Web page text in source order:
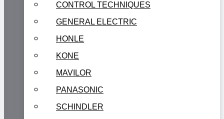
CONTROL TECHNIQUES
GENERAL ELECTRIC
HONLE
KONE
MAVILOR
PANASONIC
SCHINDLER